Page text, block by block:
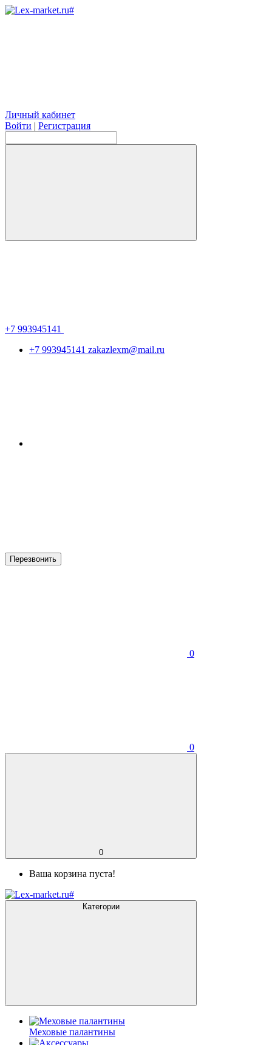
Личный кабинет
Войти | Регистрация
+7 993945141
+7 993945141 zakazlexm@mail.ru
Перезвонить
0
0
0
Ваша корзина пуста!
Категории
Меховые палантины